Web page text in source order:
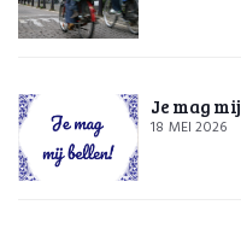
Je mag
18 MEI 2026